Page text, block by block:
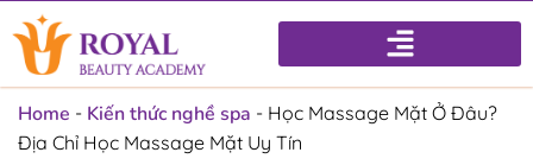
Home - Kiến thức nghề spa - Học Massage Mặt Ở Đâu?
Địa Chỉ Học Massage Mặt Uy Tín